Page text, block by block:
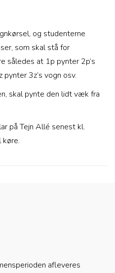
og studenterne
som skal stå for
således at 1p pynter 2p’s
3z’s vogn osv.
skal pynte den lidt væk fra
på Tejn Allé senest kl.
køre.
afleveres